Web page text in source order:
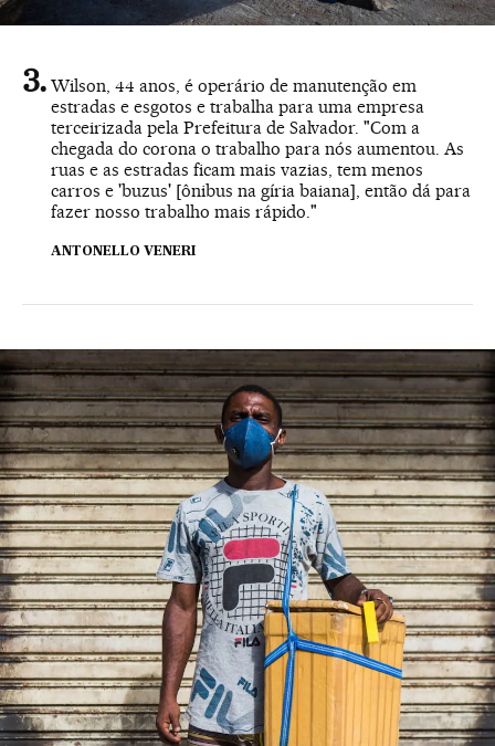
Wilson, 44 anos, é operário de manutenção em
estradas e esgotos e trabalha para uma empresa
terceirizada pela Prefeitura de Salvador. "Com a
chegada do corona o trabalho para nós aumentou. As
ruas e as estradas ficam mais vazias, tem menos
carros e 'buzus' [ônibus na gíria baiana], então dá para
fazer nosso trabalho mais rápido."
ANTONELLO VENERI